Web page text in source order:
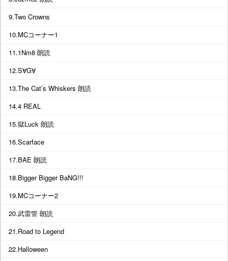
9.Two Crowns
10.MCコーナー1
11.1Nm8 朗読
12.S∀G∀
13.The Cat’s Whiskers 朗読
14.4 REAL
15.獄Luck 朗読
16.Scarface
17.BAE 朗読
18.Bigger Bigger BaNG!!!
19.MCコーナー2
20.武雷管 朗読
21.Road to Legend
22.Halloween